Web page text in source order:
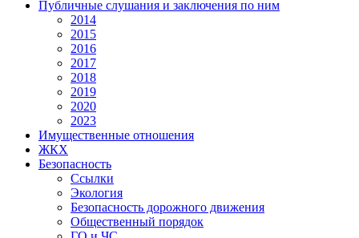
Публичные слушания и заключения по ним
2014
2015
2016
2017
2018
2019
2020
2023
Имущественные отношения
ЖКХ
Безопасность
Ссылки
Экология
Безопасность дорожного движения
Общественный порядок